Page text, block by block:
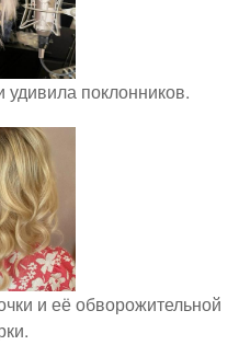
поклонников.
и её обворожительной